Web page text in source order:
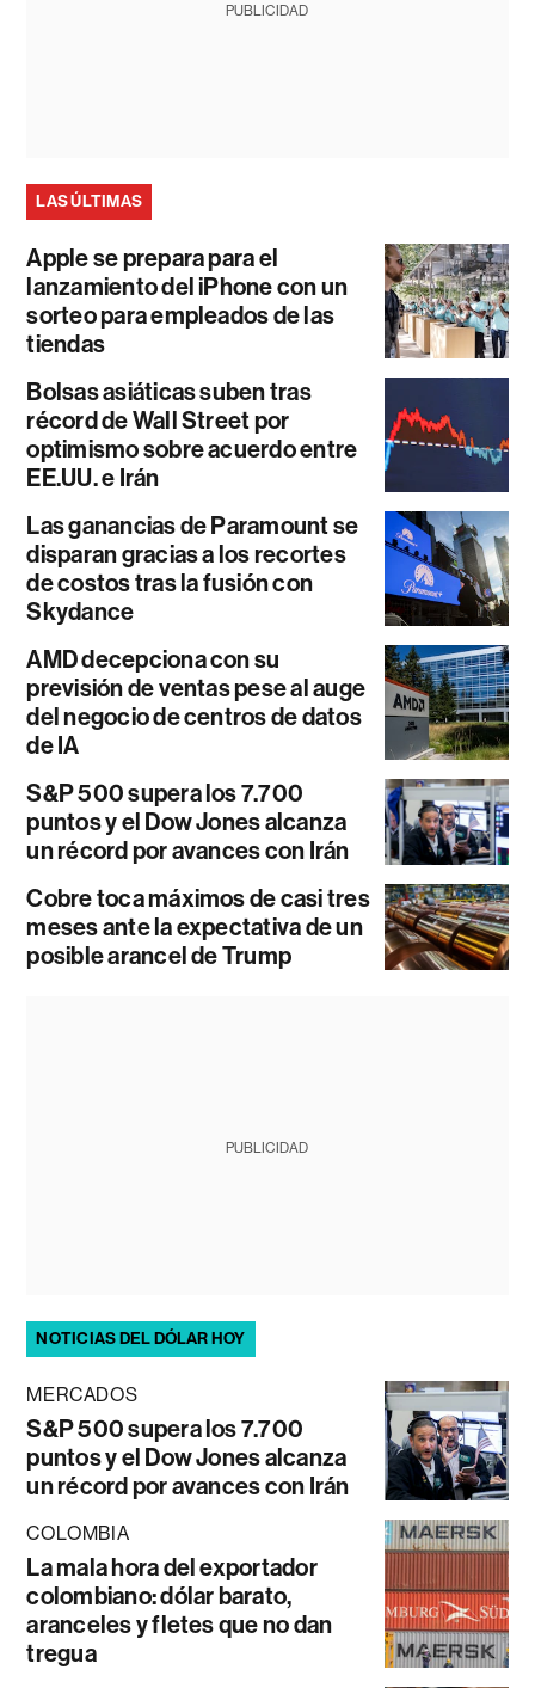
PUBLICIDAD
LAS ÚLTIMAS
Apple se prepara para el
lanzamiento del iPhone con un
sorteo para empleados de las
tiendas
Bolsas asiáticas suben tras
récord de Wall Street por
optimismo sobre acuerdo entre
EE.UU. e Irán
Las ganancias de Paramount se
disparan gracias a los recortes
de costos tras la fusión con
Skydance
AMD decepciona con su
previsión de ventas pese al auge
del negocio de centros de datos
de IA
S&P 500 supera los 7.700
puntos y el Dow Jones alcanza
un récord por avances con Irán
Cobre toca máximos de casi tres
meses ante la expectativa de un
posible arancel de Trump
PUBLICIDAD
NOTICIAS DEL DÓLAR HOY
MERCADOS
S&P 500 supera los 7.700
puntos y el Dow Jones alcanza
un récord por avances con Irán
COLOMBIA
La mala hora del exportador
colombiano: dólar barato,
aranceles y fletes que no dan
tregua